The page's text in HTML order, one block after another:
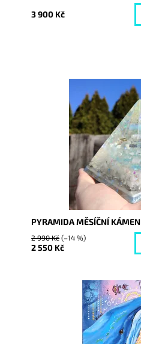
3 900 Kč
Dostupnost:
Vyprodáno
6084
PYRAMIDA MĚSÍČNÍ KÁMEN
2 990 Kč(–14 %)
2 550 Kč
Vyprodáno
6331